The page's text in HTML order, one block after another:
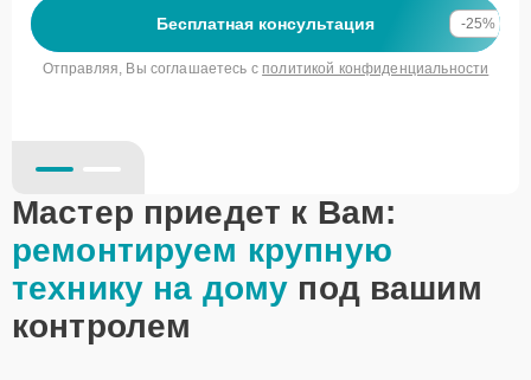
Бесплатная консультация -25%
политикой конфиденциальности
Отправляя, Вы соглашаетесь с
Мастер приедет к Вам:
ремонтируем крупную
технику на дому под вашим
контролем